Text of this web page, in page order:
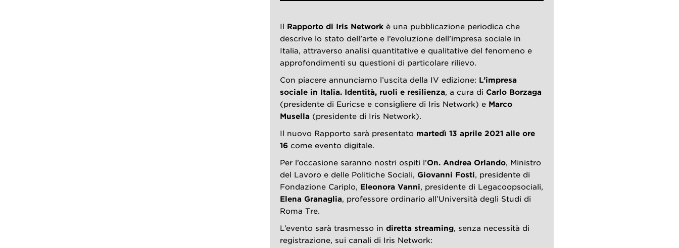
Il Rapporto di Iris Network è una pubblicazione periodica che
descrive lo stato dell’arte e l’evoluzione dell’impresa sociale in
Italia, attraverso analisi quantitative e qualitative del fenomeno e
approfondimenti su questioni di particolare rilievo.
Con piacere annunciamo l’uscita della IV edizione: L’impresa
sociale in Italia. Identità, ruoli e resilienza, a cura di Carlo Borzaga
(presidente di Euricse e consigliere di Iris Network) e Marco
Musella (presidente di Iris Network).
Il nuovo Rapporto sarà presentato martedì 13 aprile 2021 alle ore
16 come evento digitale.
Per l’occasione saranno nostri ospiti l’On. Andrea Orlando, Ministro
del Lavoro e delle Politiche Sociali, Giovanni Fosti, presidente di
Fondazione Cariplo, Eleonora Vanni, presidente di Legacoopsociali,
Elena Granaglia, professore ordinario all’Università degli Studi di
Roma Tre.
L’evento sarà trasmesso indiretta streaming, senza necessità di
registrazione, sui canali di Iris Network: